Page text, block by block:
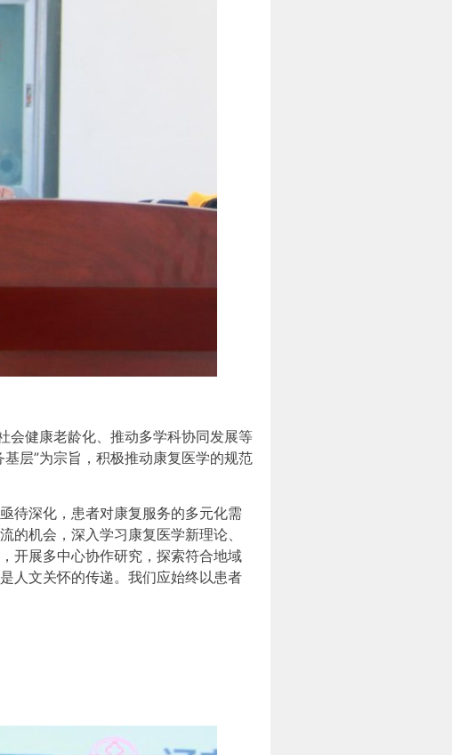
健康老龄化、推动多学科协同发展等
层”为宗旨，积极推动康复医学的规范
待深化，患者对康复服务的多元化需
机会，深入学习康复医学新理论、
开展多中心协作研究，探索符合地域
人文关怀的传递。我们应始终以患者